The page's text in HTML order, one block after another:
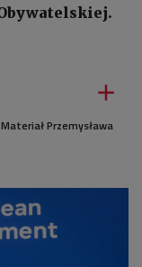

Przemysława